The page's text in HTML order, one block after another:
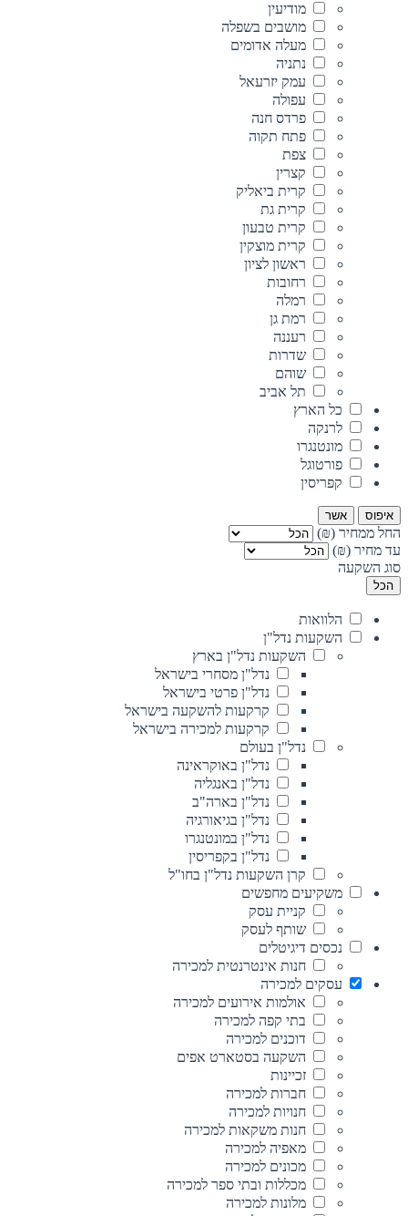
מודיעין
מושבים בשפלה
מעלה אדומים
נתניה
עמק יזרעאל
עפולה
פרדס חנה
פתח תקוה
צפת
קצרין
קרית ביאליק
קרית גת
קרית טבעון
קרית מוצקין
ראשון לציון
רחובות
רמלה
רמת גן
רעננה
שדרות
שוהם
תל אביב
כל הארץ
לרנקה
מונטנגרו
פורטוגל
קפריסין
איפוס אשר
החל ממחיר (₪)
עד מחיר (₪)
סוג השקעה
הכל
הלוואות
השקעות נדל"ן
השקעות נדל"ן בארץ
נדל"ן מסחרי בישראל
נדל"ן פרטי בישראל
קרקעות להשקעה בישראל
קרקעות למכירה בישראל
נדל"ן בעולם
נדל"ן באוקראינה
נדל"ן באנגליה
נדל"ן בארה"ב
נדל"ן בגיאורגיה
נדל"ן במונטנגרו
נדל"ן בקפריסין
קרן השקעות נדל"ן בחו"ל
משקיעים מחפשים
קניית עסק
שותף לעסק
נכסים דיגיטלים
חנות אינטרנטית למכירה
עסקים למכירה
אולמות אירועים למכירה
בתי קפה למכירה
דוכנים למכירה
השקעה בסטארט אפים
זכיינות
חברות למכירה
חנויות למכירה
חנות משקאות למכירה
מאפיה למכירה
מכונים למכירה
מכללות ובתי ספר למכירה
מלונות למכירה